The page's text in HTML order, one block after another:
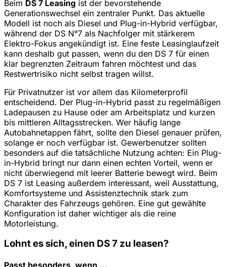
Beim DS 7 Leasing ist der bevorstehende
Generationswechsel ein zentraler Punkt. Das aktuelle
Modell ist noch als Diesel und Plug-in-Hybrid verfügbar,
während der DS N°7 als Nachfolger mit stärkerem
Elektro-Fokus angekündigt ist. Eine feste Leasinglaufzeit
kann deshalb gut passen, wenn du den DS 7 für einen
klar begrenzten Zeitraum fahren möchtest und das
Restwertrisiko nicht selbst tragen willst.
Für Privatnutzer ist vor allem das Kilometerprofil
entscheidend. Der Plug-in-Hybrid passt zu regelmäßigen
Ladepausen zu Hause oder am Arbeitsplatz und kurzen
bis mittleren Alltagsstrecken. Wer häufig lange
Autobahnetappen fährt, sollte den Diesel genauer prüfen,
solange er noch verfügbar ist. Gewerbenutzer sollten
besonders auf die tatsächliche Nutzung achten: Ein Plug-
in-Hybrid bringt nur dann einen echten Vorteil, wenn er
nicht überwiegend mit leerer Batterie bewegt wird. Beim
DS 7 ist Leasing außerdem interessant, weil Ausstattung,
Komfortsysteme und Assistenztechnik stark zum
Charakter des Fahrzeugs gehören. Eine gut gewählte
Konfiguration ist daher wichtiger als die reine
Motorleistung.
Lohnt es sich, einen DS 7 zu leasen?